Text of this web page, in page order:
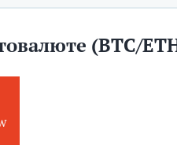
(BTC/